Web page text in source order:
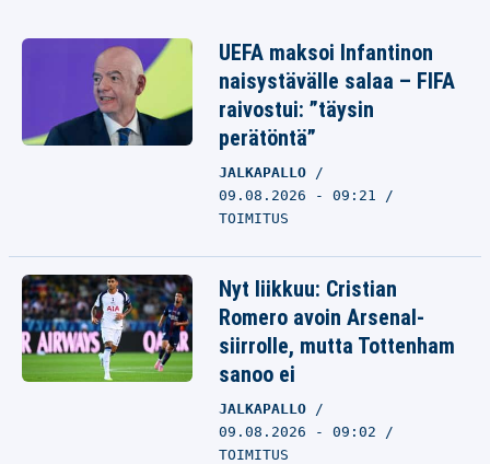
UEFA maksoi Infantinon
naisystävälle salaa – FIFA
raivostui: ”täysin
perätöntä”
JALKAPALLO
09.08.2026 - 09:21
TOIMITUS
Nyt liikkuu: Cristian
Romero avoin Arsenal-
siirrolle, mutta Tottenham
sanoo ei
JALKAPALLO
09.08.2026 - 09:02
TOIMITUS